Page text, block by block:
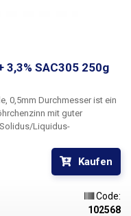
SAC305 250g
0,5mm Durchmesser ist ein
mit guter
Liquidus-
was die Arbeit beschleunigt.
Lötstellen und die
Flussmittelrückstände
die die
müssen. Mit
Kaufen
Code:
102568